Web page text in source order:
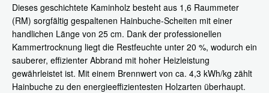
Dieses geschichtete Kaminholz besteht aus 1,6 Raummeter
(RM) sorgfältig gespaltenen Hainbuche-Scheiten mit einer
handlichen Länge von 25 cm. Dank der professionellen
Kammertrocknung liegt die Restfeuchte unter 20 %, wodurch ein
sauberer, effizienter Abbrand mit hoher Heizleistung
gewährleistet ist. Mit einem Brennwert von ca. 4,3 kWh/kg zählt
Hainbuche zu den energieeffizientesten Holzarten überhaupt.